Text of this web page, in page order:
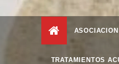
TRATAMIENTOS